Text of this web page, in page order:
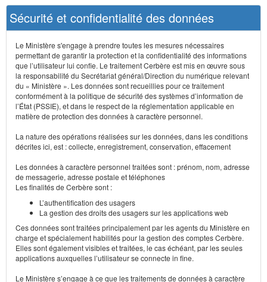
Sécurité et confidentialité des données
Le Ministère s'engage à prendre toutes les mesures nécessaires
permettant de garantir la protection et la confidentialité des informations
que l’utilisateur lui confie. Le traitement Cerbère est mis en œuvre sous
la responsabilité du Secrétariat général/Direction du numérique relevant
du « Ministère ». Les données sont recueillies pour ce traitement
conformément à la politique de sécurité des systèmes d’information de
l’État (PSSIE), et dans le respect de la réglementation applicable en
matière de protection des données à caractère personnel.
La nature des opérations réalisées sur les données, dans les conditions
décrites ici, est : collecte, enregistrement, conservation, effacement
Les données à caractère personnel traitées sont : prénom, nom, adresse
de messagerie, adresse postale et téléphones
Les finalités de Cerbère sont :
L’authentification des usagers
La gestion des droits des usagers sur les applications web
Ces données sont traitées principalement par les agents du Ministère en
charge et spécialement habilités pour la gestion des comptes Cerbère.
Elles sont également visibles et traitées, le cas échéant, par les seules
applications auxquelles l’utilisateur se connecte in fine.
Le Ministère s’engage à ce que les traitements de données à caractère